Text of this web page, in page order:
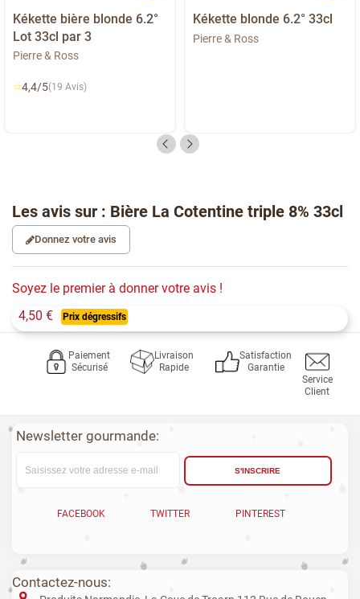
Kékette bière blonde 6.2°
Lot 33cl par 3
Pierre & Ross
⭐4,4/5(19 Avis)
Kékette blonde 6.2° 33cl
Pierre & Ross
Les avis sur : Bière La Cotentine triple 8% 33cl
Donnez votre avis
Soyez le premier à donner votre avis !
4,50 €
Prix dégressifs
Paiement
Sécurisé
Livraison
Rapide
Satisfaction
Garantie
Service
Client
Newsletter gourmande:
S'INSCRIRE
FACEBOOK TWITTER PINTEREST
Contactez-nous: